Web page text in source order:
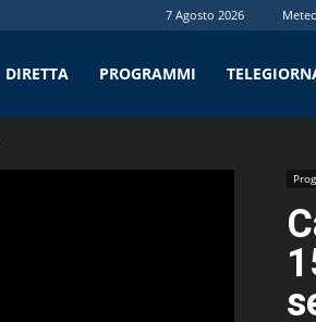
7 Agosto 2026 Meteo
DIRETTA PROGRAMMI